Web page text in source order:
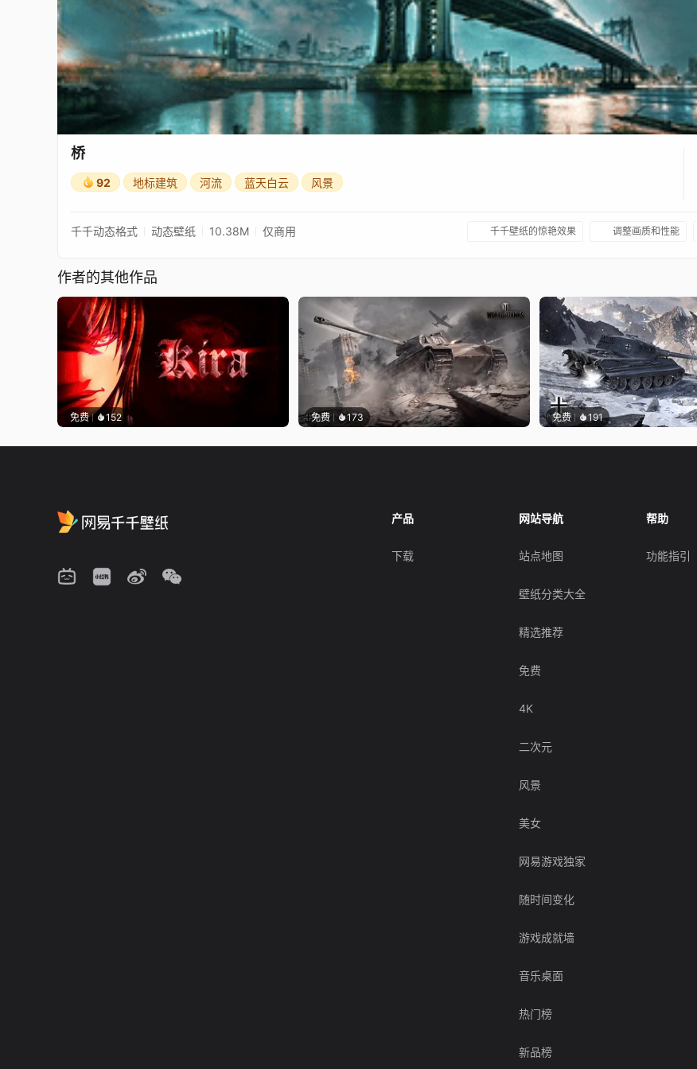
桥
92 地标建筑 河流 蓝天白云 风景
千千动态格式 动态壁纸 10.38M 仅商用 千千壁纸的惊艳效果 调整画质和性能
作者的其他作品
免费 152 免费 173 免费 191
产品
下载
网站导航
站点地图
壁纸分类大全
精选推荐
免费
4K
二次元
风景
美女
网易游戏独家
随时间变化
游戏成就墙
音乐桌面
热门榜
新品榜
帮助
功能指引